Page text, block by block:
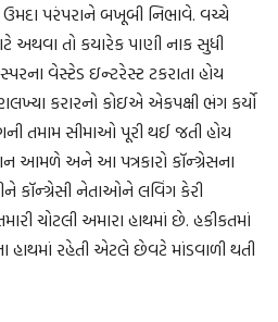
ઉમદા પરંપરાને બખૂબી નિભાવે. વચ્ચે
અથવા તો કયારેક પાણી નાક સુધી
વેસ્ટેડ ઇન્ટરેસ્ટ ટકરાતા હોય
કરારનો કોઇએ એકપક્ષી ભંગ કર્યો
તમામ સીમાઓ પૂરી થઈ જતી હોય
આમળે અને આ પત્રકારો કૉન્ગ્રેસના
કૉન્ગ્રેસી નેતાઓને લવિંગ કેરી
ચોટલી અમારા હાથમાં છે. હકીકતમાં
હાથમાં રહેતી એટલે છેવટે માંડવાળી થતી